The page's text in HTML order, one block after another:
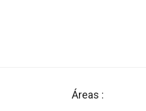
Áreas :